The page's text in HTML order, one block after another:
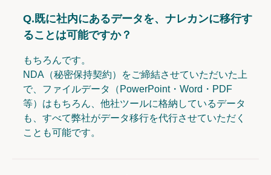
Q.既に社内にあるデータを、ナレカンに移行す
ることは可能ですか？
もちろんです。
NDA（秘密保持契約）をご締結させていただいた上
で、ファイルデータ（PowerPoint・Word・PDF
等）はもちろん、他社ツールに格納しているデータ
も、すべて弊社がデータ移行を代行させていただく
ことも可能です。